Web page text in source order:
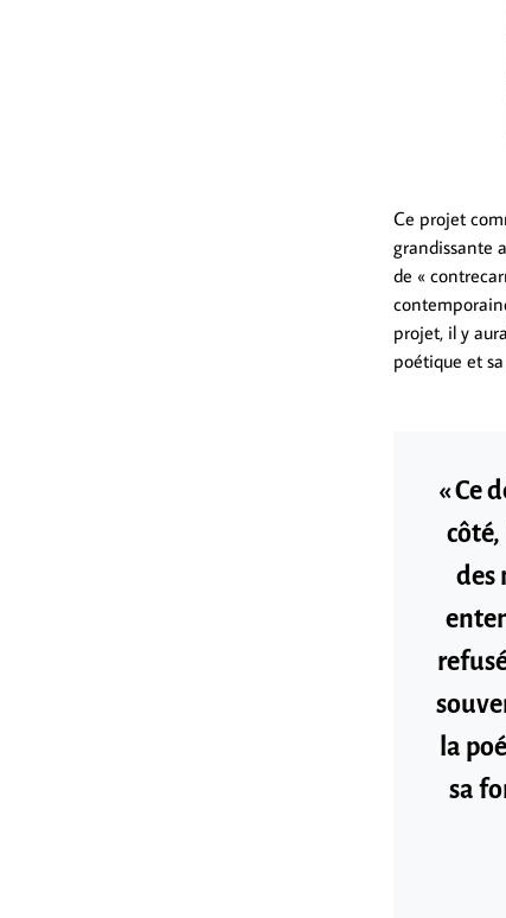
Ce projet
grandissante
de «
projet, il y
poétique et
« Ce
des
la
sa